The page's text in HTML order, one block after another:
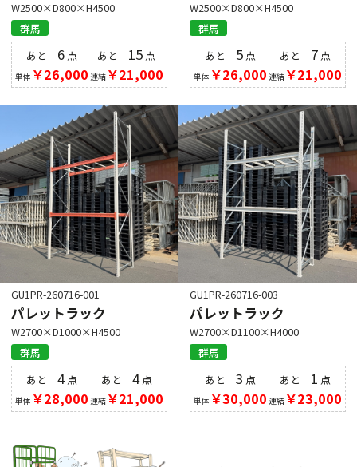
W2500×D800×H4500
群馬
あと 6 点
単体 ￥26,000
あと 15 点
連結￥21,000
W2500×D800×H4500
群馬
あと 5 点
単体 ￥26,000
あと 7点
連結￥21,000
GU1PR-260716-001
パレットラック
W2700×D1000×H4500
群馬
あと4点
単体 ￥28,000
あと 4点
連結￥21,000
GU1PR-260716-003
パレットラック
W2700×D1100×H4000
群馬
あと3 点
単体 ￥30,000
あと 1 点
連結￥23,000